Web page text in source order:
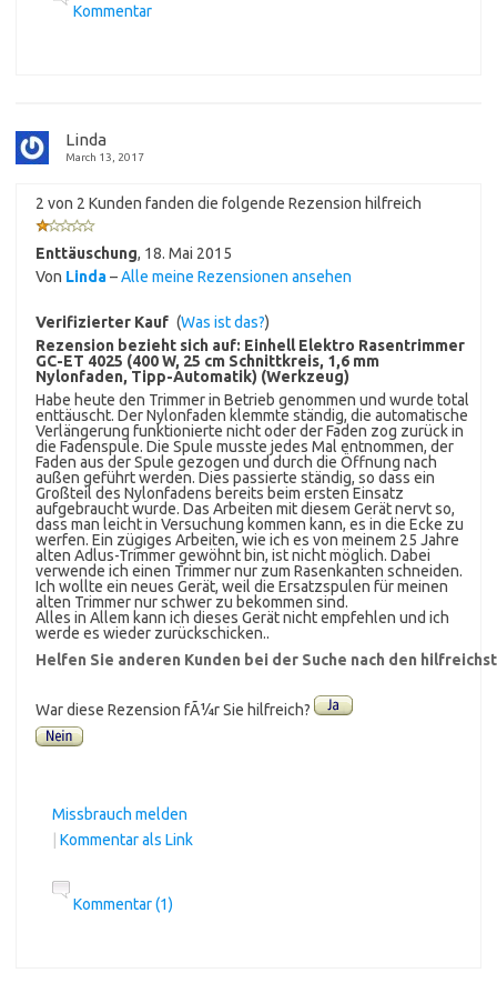
Kommentar
Linda
March 13, 2017
2 von 2 Kunden fanden die folgende Rezension hilfreich
Enttäuschung, 18. Mai 2015
Von Linda–Alle meine Rezensionen ansehen
Verifizierter Kauf (Was ist das?)
Rezension bezieht sich auf: Einhell Elektro Rasentrimmer
GC-ET 4025 (400 W, 25 cm Schnittkreis, 1,6 mm
Nylonfaden, Tipp-Automatik) (Werkzeug)
Habe heute den Trimmer in Betrieb genommen und wurde total
enttäuscht. Der Nylonfaden klemmte ständig, die automatische
Verlängerung funktionierte nicht oder der Faden zog zurück in
die Fadenspule. Die Spule musste jedes Mal entnommen, der
Faden aus der Spule gezogen und durch die Öffnung nach
außen geführt werden. Dies passierte ständig, so dass ein
Großteil des Nylonfadens bereits beim ersten Einsatz
aufgebraucht wurde. Das Arbeiten mit diesem Gerät nervt so,
dass man leicht in Versuchung kommen kann, es in die Ecke zu
werfen. Ein zügiges Arbeiten, wie ich es von meinem 25 Jahre
alten Adlus-Trimmer gewöhnt bin, ist nicht möglich. Dabei
verwende ich einen Trimmer nur zum Rasenkanten schneiden.
Ich wollte ein neues Gerät, weil die Ersatzspulen für meinen
alten Trimmer nur schwer zu bekommen sind.
Alles in Allem kann ich dieses Gerät nicht empfehlen und ich
werde es wieder zurückschicken..
Helfen Sie anderen Kunden bei der Suche nach den
War diese Rezension fÃ¼r Sie hilfreich?
Missbrauch melden
Kommentar als Link
Kommentar (1)